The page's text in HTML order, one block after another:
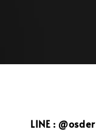
LINE : @osder